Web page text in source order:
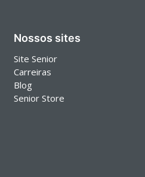
Nossos sites
Site Senior
Carreiras
Blog
Senior Store